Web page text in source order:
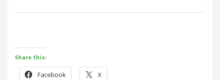
Share this:
Facebook X